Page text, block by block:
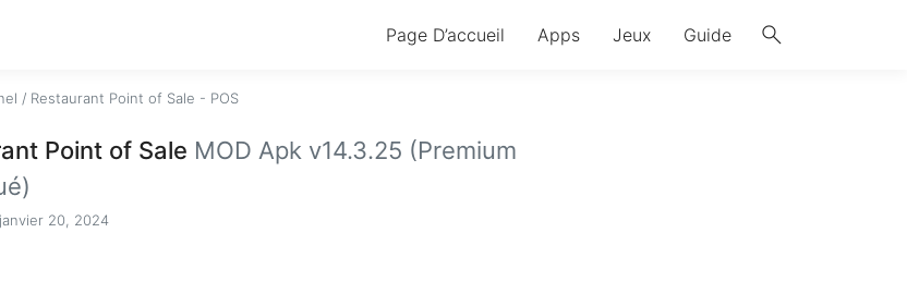
search
Page D’accueil Apps Jeux Guide
/ Restaurant Point of Sale - POS
Point of Sale MOD Apk v14.3.25 (Premium
20, 2024